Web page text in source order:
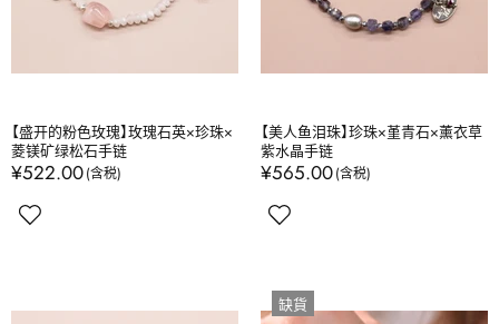
【盛开的粉色玫瑰】玫瑰石英×珍珠×
菱镁矿绿松石手链
¥522.00
【美人鱼泪珠】珍珠×堇青石×薰衣草
紫水晶手链
¥565.00
缺貨